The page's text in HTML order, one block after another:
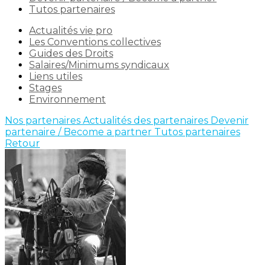
Tutos partenaires
Actualités vie pro
Les Conventions collectives
Guides des Droits
Salaires/Minimums syndicaux
Liens utiles
Stages
Environnement
Nos partenaires Actualités des partenaires Devenir
partenaire / Become a partner Tutos partenaires
Retour